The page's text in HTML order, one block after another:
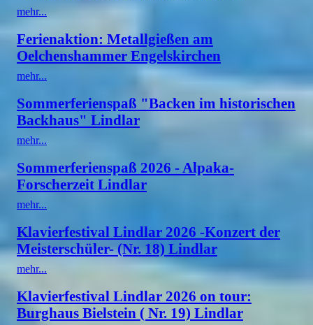
mehr...
Ferienaktion: Metallgießen am
Oelchenshammer Engelskirchen
mehr...
Sommerferienspaß "Backen im historischen
Backhaus" Lindlar
mehr...
Sommerferienspaß 2026 - Alpaka-
Forscherzeit Lindlar
mehr...
Klavierfestival Lindlar 2026 -Konzert der
Meisterschüler- (Nr. 18) Lindlar
mehr...
Klavierfestival Lindlar 2026 on tour:
Burghaus Bielstein ( Nr. 19) Lindlar